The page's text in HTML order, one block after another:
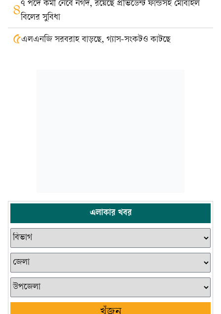
৪৭ পদে কর্মী নেবে নগদ, রয়েছে প্রভিডেন্ট ফান্ডসহ মোবাইল
বিলের সুবিধা
৫এলএনজি সরবরাহ বাড়ছে, গ্যাস-সংকটও কাটছে
এলাকার খবর